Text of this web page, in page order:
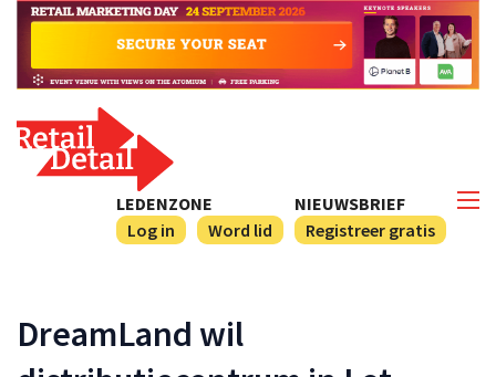
NIEUWSBRIEF
Registreer gratis
LEDENZONE
Log in
Word lid
DreamLand wil